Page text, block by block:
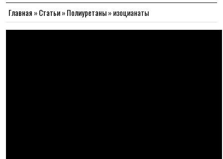
Главная »Статьи»Полиуретаны»изоцианаты